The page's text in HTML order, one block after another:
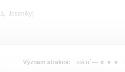
Jeseníky)
Význam atrakce: státní — ★ ★ ★